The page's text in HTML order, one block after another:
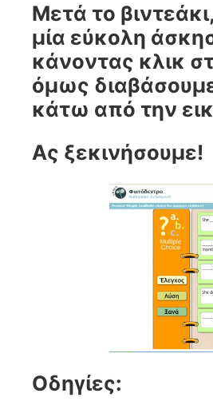
Μετά το
μία εύκολη
κάνοντας κλικ
όμως
κάτω από την
Ας ξεκινήσουμε!
Οδηγίες: